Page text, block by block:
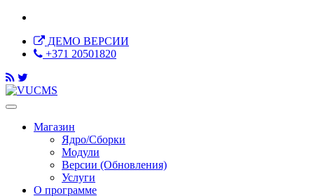
ДЕМО ВЕРСИИ
+371 20501820
Магазин
Ядро/Сборки
Модули
Версии (Обновления)
Услуги
О программе